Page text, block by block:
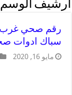
أرشيف الوسم
سباك ادوات
مايو 16, 2020